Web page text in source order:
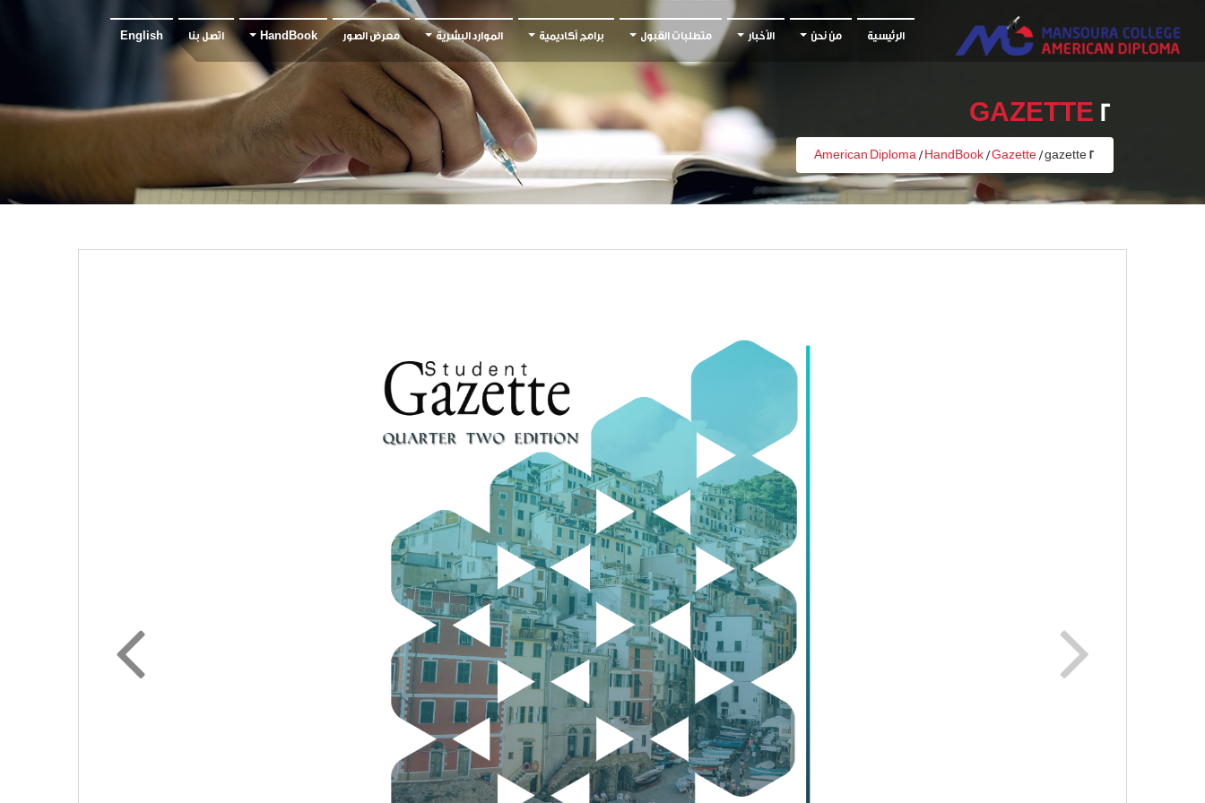
الرئيسية من نحن الأخبار متطلبات القبول برامج أكاديمية الموارد البشرية معرض الصور HandBook اتصل بنا English
GAZETTE 2
American Diploma / HandBook /Gazette /gazette 2